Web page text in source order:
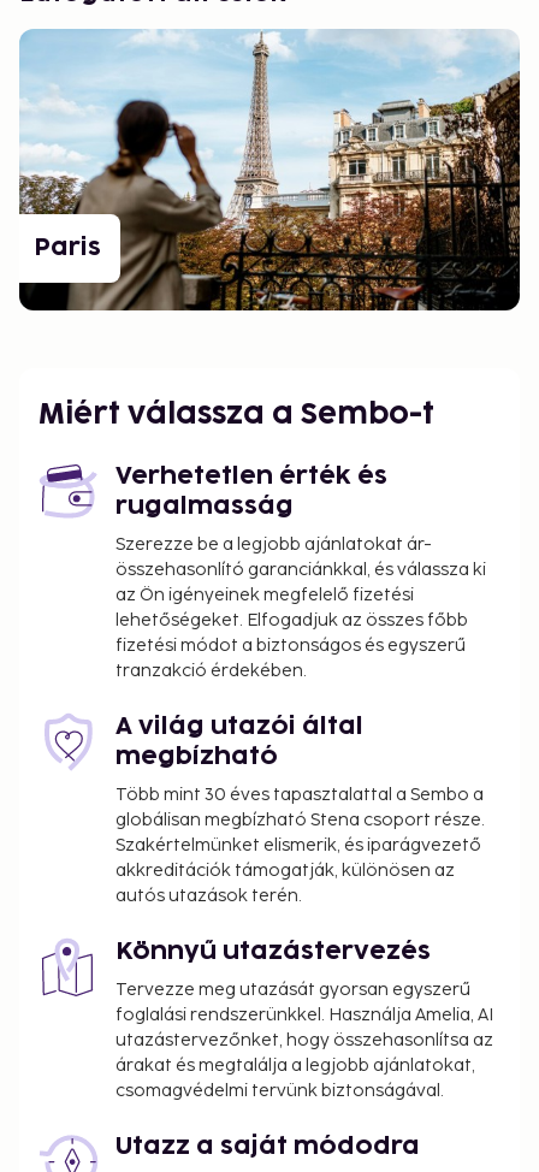
Paris
Miért válassza a Sembo-t
Verhetetlen érték és
rugalmasság
Szerezze be a legjobb ajánlatokat ár-
összehasonlító garanciánkkal, és válassza ki
az Ön igényeinek megfelelő fizetési
lehetőségeket. Elfogadjuk az összes főbb
fizetési módot a biztonságos és egyszerű
tranzakció érdekében.
A világ utazói által
megbízható
Több mint 30 éves tapasztalattal a Sembo a
globálisan megbízható Stena csoport része.
Szakértelmünket elismerik, és iparágvezető
akkreditációk támogatják, különösen az
autós utazások terén.
Könnyű utazástervezés
Tervezze meg utazását gyorsan egyszerű
foglalási rendszerünkkel. Használja Amelia, AI
utazástervezőnket, hogy összehasonlítsa az
árakat és megtalálja a legjobb ajánlatokat,
csomagvédelmi tervünk biztonságával.
Utazz a saját módodra